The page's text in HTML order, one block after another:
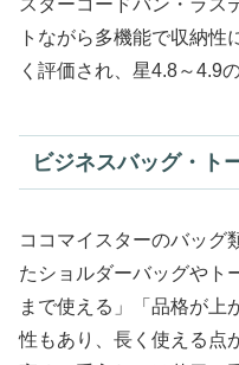
スターコードバン・ラス
トながら多機能で収納性
く評価され、星4.8～4.9
ビジネスバッグ・ト
ココマイスターのバッグ
たショルダーバッグやト
まで使える」「品格が上
性もあり、長く使える点